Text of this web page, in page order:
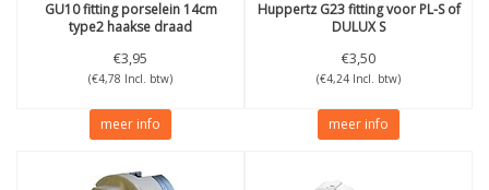
GU10 fitting porselein 14cm
type2 haakse draad
€3,95
(€4,78 Incl. btw)
meer info
HuppertzG23 fitting voor PL-S of
DULUX S
€3,50
(€4,24 Incl. btw)
meer info